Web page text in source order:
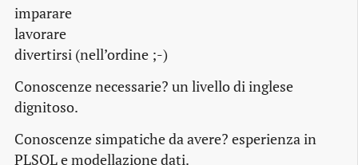
imparare
lavorare
divertirsi (nell’ordine ;-)
Conoscenze necessarie? un livello di inglese
dignitoso.
Conoscenze simpatiche da avere? esperienza in
PLSQL e modellazione dati.